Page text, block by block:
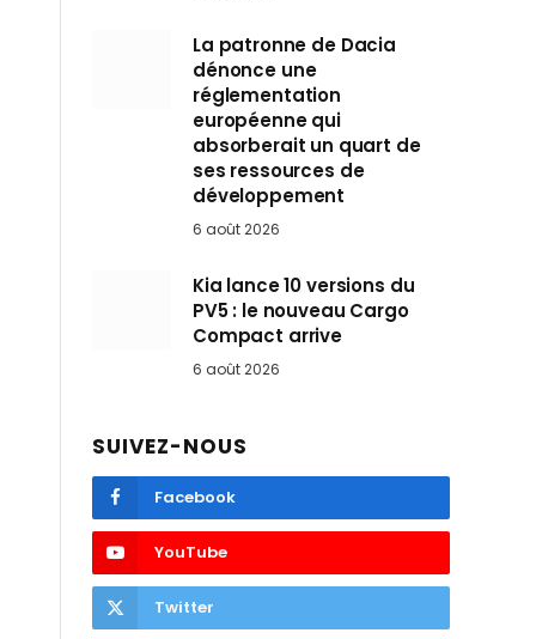
La patronne de Dacia
dénonce une
réglementation
européenne qui
absorberait un quart de
ses ressources de
développement
6 août 2026
Kia lance 10 versions du
PV5 : le nouveau Cargo
Compact arrive
6 août 2026
SUIVEZ-NOUS
Facebook
YouTube
Twitter